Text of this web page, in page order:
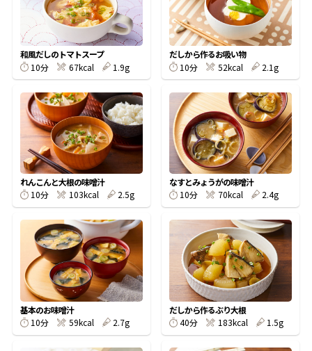
『踊り節』
鰹節屋の
だしパック
だし粉
商品情報一覧
おすすめサイト
和風だしのトマトスープ
10分
67kcal 1.9g
だしから作るお吸い物
10分
52kcal 2.1g
れんこんと大根の味噌汁
10分
103kcal 2.5g
なすとみょうがの味噌汁
10分
70kcal 2.4g
基本のお味噌汁
10分
59kcal 2.7g
だしから作るぶり大根
40分
183kcal 1.5g